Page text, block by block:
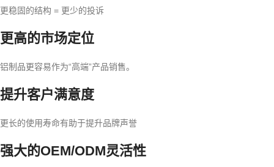
更稳固的结构 = 更少的投诉
更高的市场定位
铝制品更容易作为“高端”产品销售。
提升客户满意度
更长的使用寿命有助于提升品牌声誉
强大的OEM/ODM灵活性